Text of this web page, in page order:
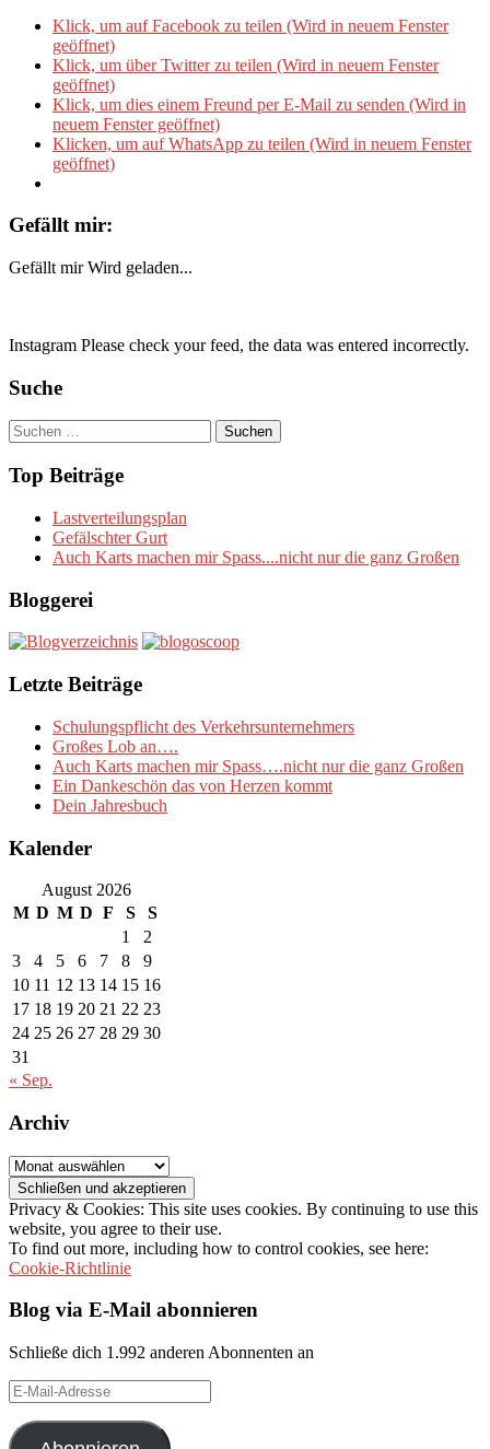
Klick, um auf Facebook zu teilen (Wird in neuem Fenster
geöffnet)
Klick, um über Twitter zu teilen (Wird in neuem Fenster
geöffnet)
Klick, um dies einem Freund per E-Mail zu senden (Wird in
neuem Fenster geöffnet)
Klicken, um auf WhatsApp zu teilen (Wird in neuem Fenster
geöffnet)
Gefällt mir:
Gefällt mir Wird geladen...
Instagram Please check your feed, the data was entered incorrectly.
Suche
Suchen
nach:
Top Beiträge
Lastverteilungsplan
Gefälschter Gurt
Auch Karts machen mir Spass....nicht nur die ganz Großen
Bloggerei
Letzte Beiträge
Schulungspflicht des Verkehrsunternehmers
Großes Lob an….
Auch Karts machen mir Spass….nicht nur die ganz Großen
Ein Dankeschön das von Herzen kommt
Dein Jahresbuch
Kalender
August 2026
M D M D F S
S
1
2
3
4 5 6 7 8
9
10 11 12 13 14 15 16
17 18 19 20 21 22 23
24 25 26 27 28 29 30
31
« Sep.
Archiv
Archiv
Privacy & Cookies: This site uses cookies. By continuing to use this
website, you agree to their use.
To find out more, including how to control cookies, see here:
Cookie-Richtlinie
Blog via E-Mail abonnieren
Schließe dich 1.992 anderen Abonnenten an
E-
Mail-
Adresse